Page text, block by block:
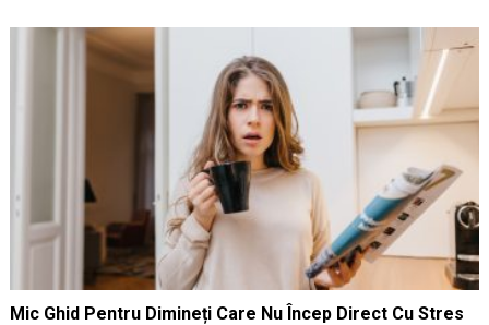
Mic Ghid Pentru Dimineți Care Nu Încep Direct Cu Stres